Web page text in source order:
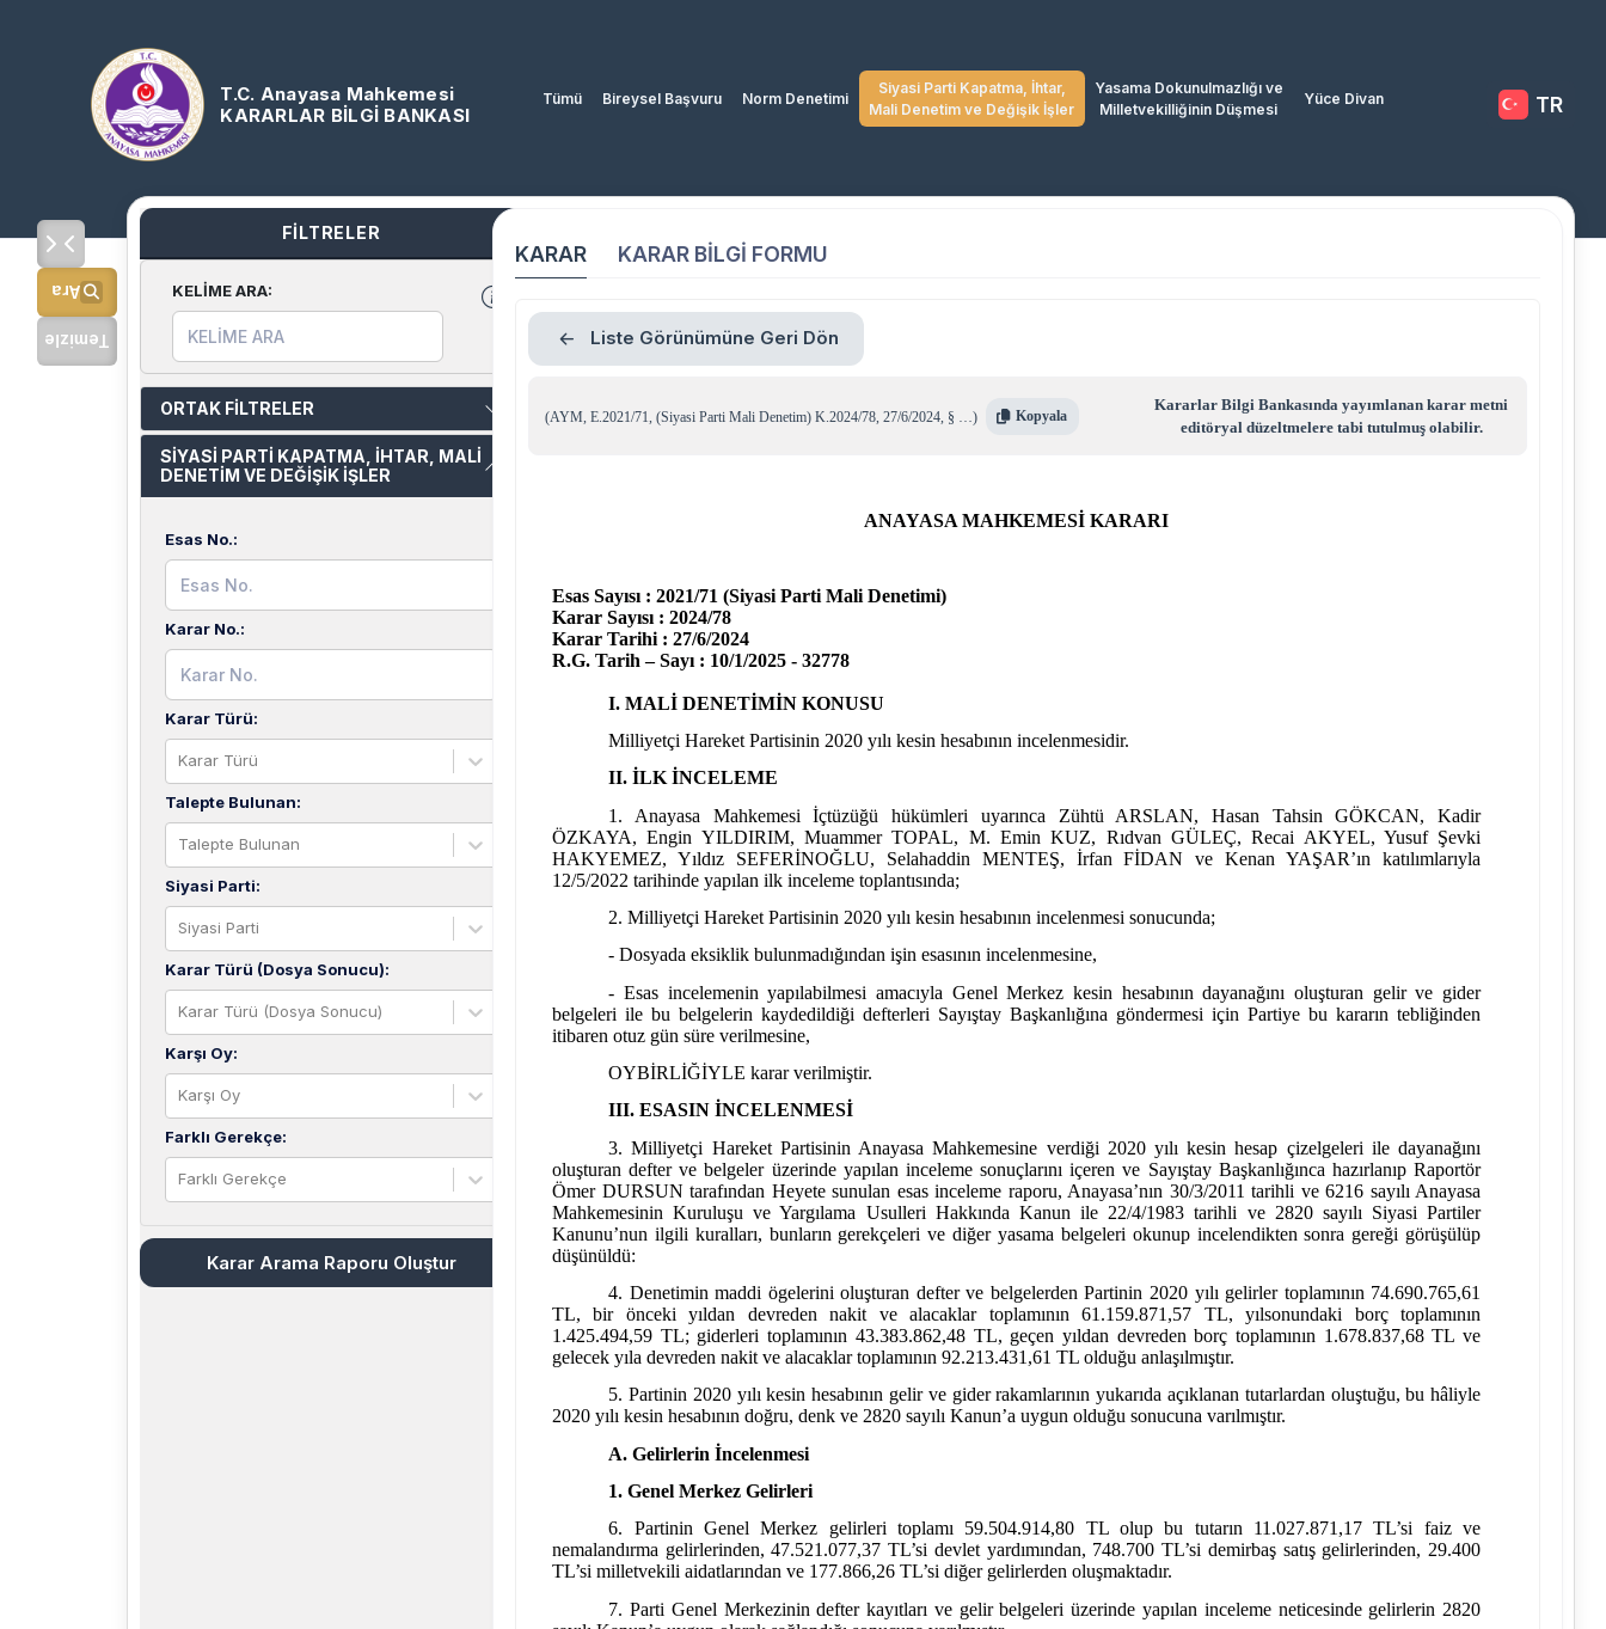
T.C. Anayasa Mahkemesi
KARARLAR BİLGİ BANKASI
Tümü Bireysel Başvuru Norm Denetimi
Siyasi Parti Kapatma, İhtar,
Mali Denetim ve Değişik İşler
Yasama Dokunulmazlığı ve
Milletvekilliğinin Düşmesi
Yüce Divan TR
Ara
Temizle
FİLTRELER
KELİME ARA:
ORTAK FİLTRELER
SİYASİ PARTİ KAPATMA, İHTAR, MALİ
DENETİM VE DEĞİŞİK İŞLER
Esas No.:
Karar No.:
Karar Türü:
Karar Türü
Talepte Bulunan:
Talepte Bulunan
Siyasi Parti:
Siyasi Parti
Karar Türü (Dosya Sonucu):
Karar Türü (Dosya Sonucu)
Karşı Oy:
Karşı Oy
Farklı Gerekçe:
Farklı Gerekçe
Karar Arama Raporu Oluştur
KARAR KARAR BİLGİ FORMU
Liste Görünümüne Geri Dön
(AYM, E.2021/71, (Siyasi Parti Mali Denetim) K.2024/78, 27/6/2024, § …) Kopyala
Kararlar Bilgi Bankasında yayımlanan karar metni
editöryal düzeltmelere tabi tutulmuş olabilir.